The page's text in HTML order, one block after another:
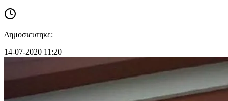
Δημοσιευτηκε:
14-07-2020 11:20